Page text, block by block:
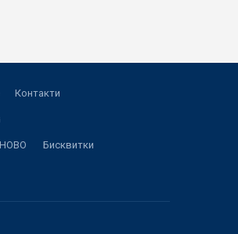
Контакти
НОВО Бисквитки